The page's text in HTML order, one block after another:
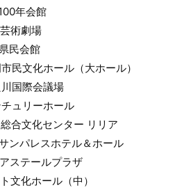
年会館
術劇場
民会館
民文化ホール（大ホール）
国際会議場
ュリーホール
合文化センター リリア
ンパレスホテル＆ホール
ステールプラザ
文化ホール（中）